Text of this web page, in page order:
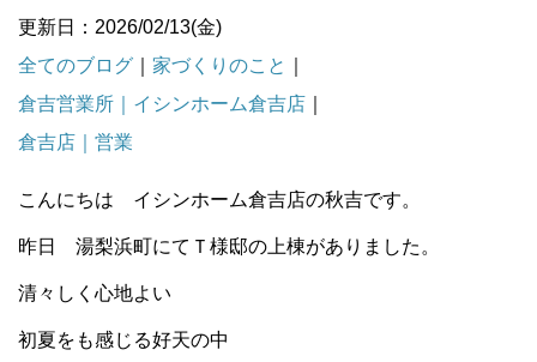
更新日：2026/02/13(金)
全てのブログ
家づくりのこと
倉吉営業所｜イシンホーム倉吉店
倉吉店｜営業
こんにちは イシンホーム倉吉店の秋吉です。
昨日 湯梨浜町にてＴ様邸の上棟がありました。
清々しく心地よい
初夏をも感じる好天の中